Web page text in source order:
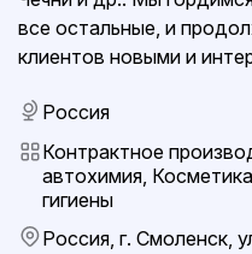
все остальные, и
клиентов новыми и
Россия
Контрактное
автохимия,
гигиены
Россия, г. Смоленск,